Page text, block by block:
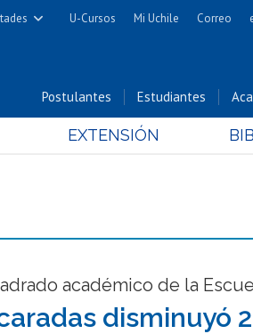
Cs. Físicas y Matemáticas
Cs.
Químicas y Farmacéuticas
Avanzados en Educación
Nutrición y Tecnología de
U-Cursos Mi Uchile Correo
Postulantes Estudiantes
EXTENSIÓN
académico de la
disminuyó